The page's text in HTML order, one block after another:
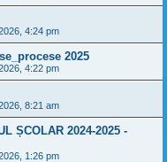
4:24 pm
2025
4:22 pm
8:21 am
ȘCOLAR 2024-2025 -
1:26 pm